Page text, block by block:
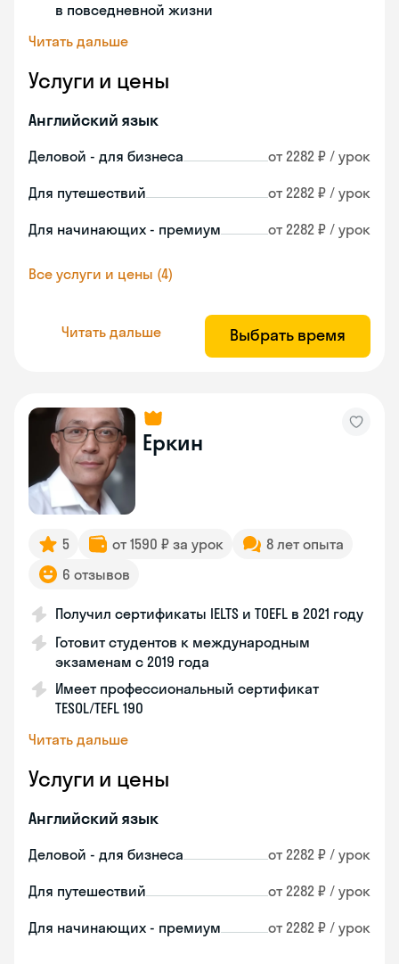
в повседневной жизни
Читать дальше
Услуги и цены
Английский язык
Деловой - для бизнеса от 2282 ₽ / урок
Для путешествий от 2282 ₽ / урок
Для начинающих - премиум от 2282 ₽ / урок
Все услуги и цены (4)
Читать дальше Выбрать время
Еркин
5 от 1590 ₽ за урок
8 лет опыта
6 отзывов
Получил сертификаты IELTS и TOEFL в 2021 году
Готовит студентов к международным
экзаменам с 2019 года
Имеет профессиональный сертификат
TESOL/TEFL 190
Читать дальше
Услуги и цены
Английский язык
Деловой - для бизнеса от 2282 ₽ / урок
Для путешествий от 2282 ₽ / урок
Для начинающих - премиум от 2282 ₽ / урок